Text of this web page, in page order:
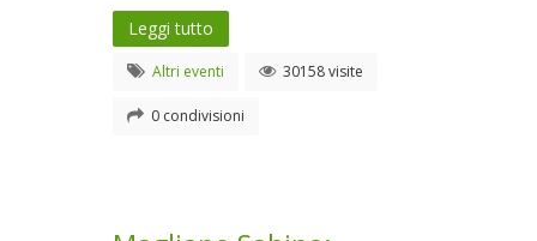
Leggi tutto
Altri eventi 30158 visite
0 condivisioni